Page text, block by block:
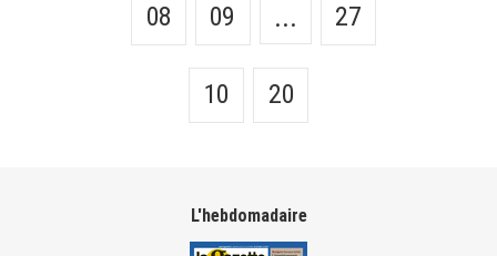
08
09 ... 27
10 20
L'hebdomadaire